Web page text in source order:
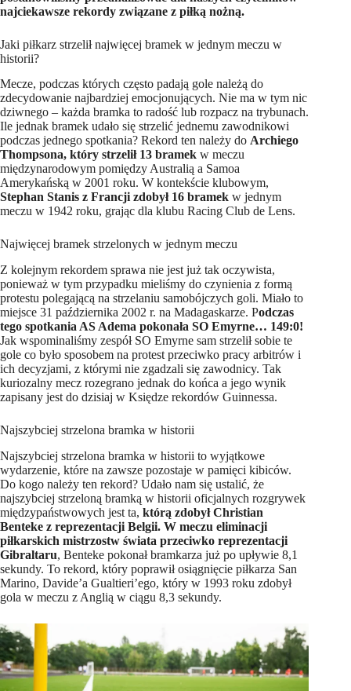
najciekawsze rekordy związane z piłką nożną.
Jaki piłkarz strzelił najwięcej bramek w jednym meczu w
historii?
Mecze, podczas których często padają gole należą do
zdecydowanie najbardziej emocjonujących. Nie ma w tym nic
dziwnego – każda bramka to radość lub rozpacz na trybunach.
Ile jednak bramek udało się strzelić jednemu zawodnikowi
podczas jednego spotkania? Rekord ten należy do Archiego
Thompsona, który strzelił 13 bramek w meczu
międzynarodowym pomiędzy Australią a Samoa
Amerykańską w 2001 roku. W kontekście klubowym,
Stephan Stanis z Francji zdobył 16 bramek w jednym
meczu w 1942 roku, grając dla klubu Racing Club de Lens.
Najwięcej bramek strzelonych w jednym meczu
Z kolejnym rekordem sprawa nie jest już tak oczywista,
ponieważ w tym przypadku mieliśmy do czynienia z formą
protestu polegającą na strzelaniu samobójczych goli. Miało to
miejsce 31 października 2002 r. na Madagaskarze. Podczas
tego spotkania AS Adema pokonała SO Emyrne… 149:0!
Jak wspominaliśmy zespół SO Emyrne sam strzelił sobie te
gole co było sposobem na protest przeciwko pracy arbitrów i
ich decyzjami, z którymi nie zgadzali się zawodnicy. Tak
kuriozalny mecz rozegrano jednak do końca a jego wynik
zapisany jest do dzisiaj w Księdze rekordów Guinnessa.
Najszybciej strzelona bramka w historii
Najszybciej strzelona bramka w historii to wyjątkowe
wydarzenie, które na zawsze pozostaje w pamięci kibiców.
Do kogo należy ten rekord? Udało nam się ustalić, że
najszybciej strzeloną bramką w historii oficjalnych rozgrywek
międzypaństwowych jest ta, którą zdobył Christian
Benteke z reprezentacji Belgii. W meczu eliminacji
piłkarskich mistrzostw świata przeciwko reprezentacji
Gibraltaru, Benteke pokonał bramkarza już po upływie 8,1
sekundy. To rekord, który poprawił osiągnięcie piłkarza San
Marino, Davide’a Gualtieri’ego, który w 1993 roku zdobył
gola w meczu z Anglią w ciągu 8,3 sekundy.